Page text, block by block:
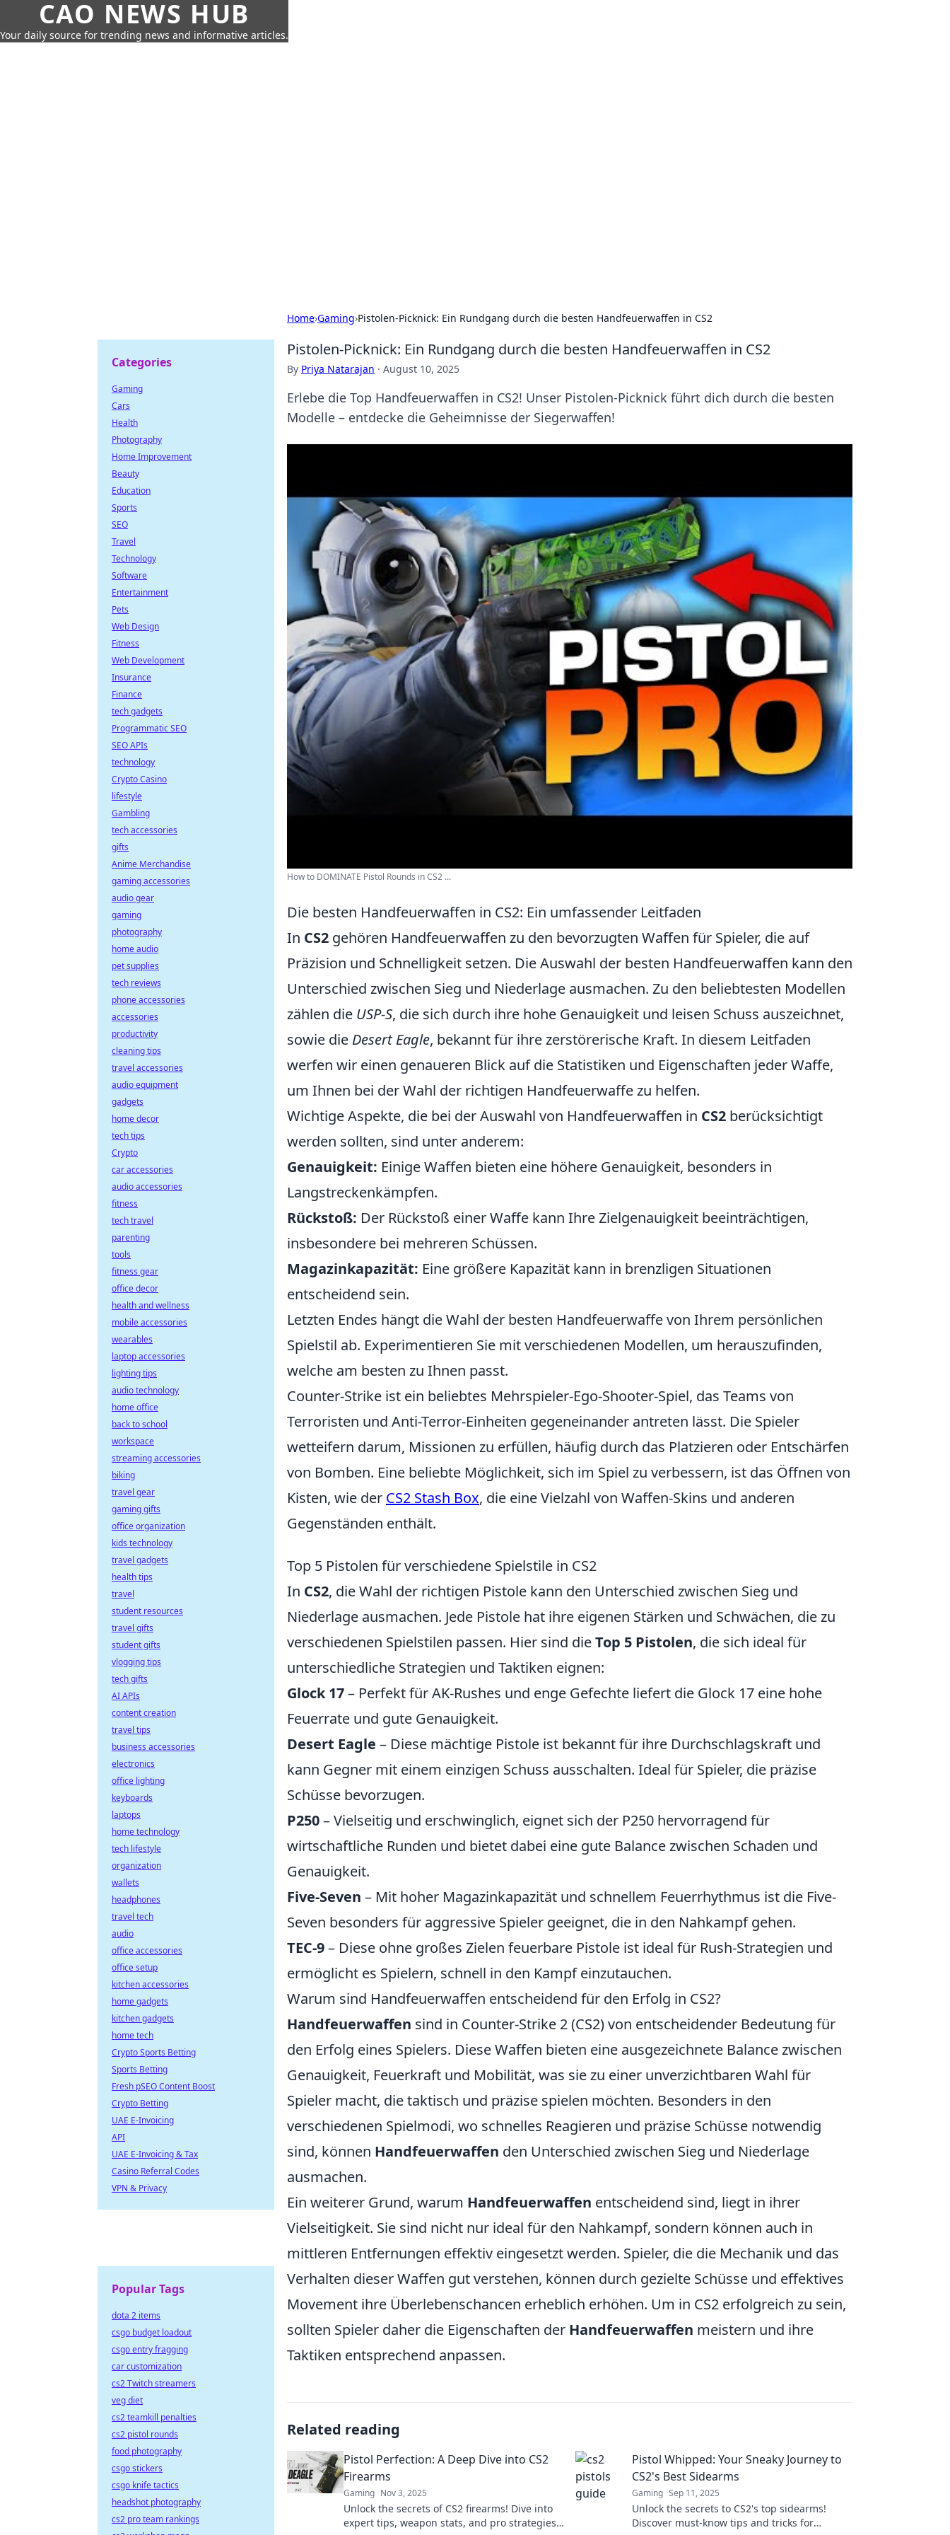
CAO NEWS HUB
Your daily source for trending news and informative articles.
Home›Gaming›Pistolen-Picknick: Ein Rundgang durch die besten Handfeuerwaffen in CS2
Pistolen-Picknick: Ein Rundgang durch die besten Handfeuerwaffen in CS2
By Priya Natarajan · August 10, 2025
Erlebe die Top Handfeuerwaffen in CS2! Unser Pistolen-Picknick führt dich durch die besten
Modelle – entdecke die Geheimnisse der Siegerwaffen!
How to DOMINATE Pistol Rounds in CS2 ...
Die besten Handfeuerwaffen in CS2: Ein umfassender Leitfaden
In CS2 gehören Handfeuerwaffen zu den bevorzugten Waffen für Spieler, die auf
Präzision und Schnelligkeit setzen. Die Auswahl der besten Handfeuerwaffen kann den
Unterschied zwischen Sieg und Niederlage ausmachen. Zu den beliebtesten Modellen
zählen die USP-S, die sich durch ihre hohe Genauigkeit und leisen Schuss auszeichnet,
sowie die Desert Eagle, bekannt für ihre zerstörerische Kraft. In diesem Leitfaden
werfen wir einen genaueren Blick auf die Statistiken und Eigenschaften jeder Waffe,
um Ihnen bei der Wahl der richtigen Handfeuerwaffe zu helfen.
Wichtige Aspekte, die bei der Auswahl von Handfeuerwaffen in CS2 berücksichtigt
werden sollten, sind unter anderem:
Genauigkeit: Einige Waffen bieten eine höhere Genauigkeit, besonders in
Langstreckenkämpfen.
Rückstoß: Der Rückstoß einer Waffe kann Ihre Zielgenauigkeit beeinträchtigen,
insbesondere bei mehreren Schüssen.
Magazinkapazität: Eine größere Kapazität kann in brenzligen Situationen
entscheidend sein.
Letzten Endes hängt die Wahl der besten Handfeuerwaffe von Ihrem persönlichen
Spielstil ab. Experimentieren Sie mit verschiedenen Modellen, um herauszufinden,
welche am besten zu Ihnen passt.
Counter-Strike ist ein beliebtes Mehrspieler-Ego-Shooter-Spiel, das Teams von
Terroristen und Anti-Terror-Einheiten gegeneinander antreten lässt. Die Spieler
wetteifern darum, Missionen zu erfüllen, häufig durch das Platzieren oder Entschärfen
von Bomben. Eine beliebte Möglichkeit, sich im Spiel zu verbessern, ist das Öffnen von
Kisten, wie der CS2 Stash Box, die eine Vielzahl von Waffen-Skins und anderen
Gegenständen enthält.
Top 5 Pistolen für verschiedene Spielstile in CS2
In CS2, die Wahl der richtigen Pistole kann den Unterschied zwischen Sieg und
Niederlage ausmachen. Jede Pistole hat ihre eigenen Stärken und Schwächen, die zu
verschiedenen Spielstilen passen. Hier sind dieTop 5 Pistolen, die sich ideal für
unterschiedliche Strategien und Taktiken eignen:
Glock 17– Perfekt für AK-Rushes und enge Gefechte liefert die Glock 17 eine hohe
Feuerrate und gute Genauigkeit.
Desert Eagle – Diese mächtige Pistole ist bekannt für ihre Durchschlagskraft und
kann Gegner mit einem einzigen Schuss ausschalten. Ideal für Spieler, die präzise
Schüsse bevorzugen.
P250– Vielseitig und erschwinglich, eignet sich der P250 hervorragend für
wirtschaftliche Runden und bietet dabei eine gute Balance zwischen Schaden und
Genauigkeit.
Five-Seven – Mit hoher Magazinkapazität und schnellem Feuerrhythmus ist die Five-
Seven besonders für aggressive Spieler geeignet, die in den Nahkampf gehen.
TEC-9– Diese ohne großes Zielen feuerbare Pistole ist ideal für Rush-Strategien und
ermöglicht es Spielern, schnell in den Kampf einzutauchen.
Warum sind Handfeuerwaffen entscheidend für den Erfolg in CS2?
Handfeuerwaffen sind in Counter-Strike 2 (CS2) von entscheidender Bedeutung für
den Erfolg eines Spielers. Diese Waffen bieten eine ausgezeichnete Balance zwischen
Genauigkeit, Feuerkraft und Mobilität, was sie zu einer unverzichtbaren Wahl für
Spieler macht, die taktisch und präzise spielen möchten. Besonders in den
verschiedenen Spielmodi, wo schnelles Reagieren und präzise Schüsse notwendig
sind, können Handfeuerwaffen den Unterschied zwischen Sieg und Niederlage
ausmachen.
Ein weiterer Grund, warum Handfeuerwaffen entscheidend sind, liegt in ihrer
Vielseitigkeit. Sie sind nicht nur ideal für den Nahkampf, sondern können auch in
mittleren Entfernungen effektiv eingesetzt werden. Spieler, die die Mechanik und das
Verhalten dieser Waffen gut verstehen, können durch gezielte Schüsse und effektives
Movement ihre Überlebenschancen erheblich erhöhen. Um in CS2 erfolgreich zu sein,
sollten Spieler daher die Eigenschaften der Handfeuerwaffen meistern und ihre
Taktiken entsprechend anpassen.
Related reading
Pistol Perfection: A Deep Dive into CS2
Firearms
Gaming Nov 3, 2025
Unlock the secrets of CS2 firearms! Dive into
expert tips, weapon stats, and pro strategies
Pistol Whipped: Your Sneaky Journey to
CS2's Best Sidearms
Gaming Sep 11, 2025
Unlock the secrets to CS2's top sidearms!
Discover must-know tips and tricks for
Categories
Gaming
Cars
Health
Photography
Home Improvement
Beauty
Education
Sports
SEO
Travel
Technology
Software
Entertainment
Pets
Web Design
Fitness
Web Development
Insurance
Finance
tech gadgets
Programmatic SEO
SEO APIs
technology
Crypto Casino
lifestyle
Gambling
tech accessories
gifts
Anime Merchandise
gaming accessories
audio gear
gaming
photography
home audio
pet supplies
tech reviews
phone accessories
accessories
productivity
cleaning tips
travel accessories
audio equipment
gadgets
home decor
tech tips
Crypto
car accessories
audio accessories
fitness
tech travel
parenting
tools
fitness gear
office decor
health and wellness
mobile accessories
wearables
laptop accessories
lighting tips
audio technology
home office
back to school
workspace
streaming accessories
biking
travel gear
gaming gifts
office organization
kids technology
travel gadgets
health tips
travel
student resources
travel gifts
student gifts
vlogging tips
tech gifts
AI APIs
content creation
travel tips
business accessories
electronics
office lighting
keyboards
laptops
home technology
tech lifestyle
organization
wallets
headphones
travel tech
audio
office accessories
office setup
kitchen accessories
home gadgets
kitchen gadgets
home tech
Crypto Sports Betting
Sports Betting
Fresh pSEO Content Boost
Crypto Betting
UAE E-Invoicing
API
UAE E-Invoicing & Tax
Casino Referral Codes
VPN & Privacy
Popular Tags
dota 2 items
csgo budget loadout
csgo entry fragging
car customization
cs2 Twitch streamers
veg diet
cs2 teamkill penalties
cs2 pistol rounds
food photography
csgo stickers
csgo knife tactics
headshot photography
cs2 pro team rankings